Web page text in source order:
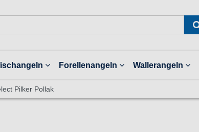
Forellenangeln Wallerangeln
Pilker Pollak